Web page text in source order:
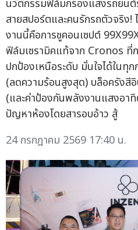
นวัตกรรมฟิล์มกรองแสงรถยน
สายสปอร์ตและคนรักรถตัวจริง!
งานนี้คือการชูคอนเซปต์
ฟิล์มเซรามิคแท้จาก Cronos ที่
ปกป้องเหนือระดับ มั่นใจได้ใน
(ลดความร้อนสูงสุด) บล็อครังสี
(และค่าป้องกันพลังงานแสงอา
ปัญหาห้องโดยสารอบอ้าว สู้
24 กรกฎาคม 2569 17:40 น.